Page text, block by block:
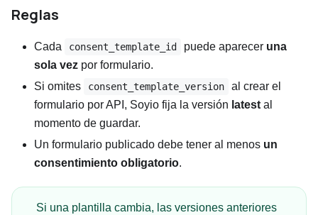
Reglas
Cada consent_template_id puede aparecer una
sola vez por formulario.
Si omites
consent_template_version
al crear el
formulario por API, Soyio fija la versión latest al
momento de guardar.
Un formulario publicado debe tener al menos un
consentimiento obligatorio.
Si una plantilla cambia, las versiones anteriores